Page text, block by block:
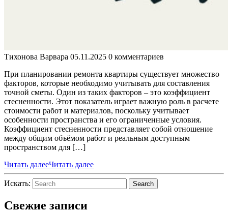
Тихонова Варвара 05.11.2025 0 комментариев
При планировании ремонта квартиры существует множество
факторов, которые необходимо учитывать для составления
точной сметы. Один из таких факторов – это коэффициент
стесненности. Этот показатель играет важную роль в расчете
стоимости работ и материалов, поскольку учитывает
особенности пространства и его ограниченные условия.
Коэффициент стесненности представляет собой отношение
между общим объёмом работ и реальным доступным
пространством для […]
Читать далееЧитать далее
Искать: Search
Свежие записи